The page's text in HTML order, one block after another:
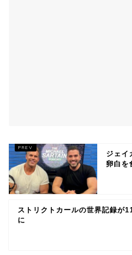
ジェイ
卵白を
ストリクトカールの世界記録が
に